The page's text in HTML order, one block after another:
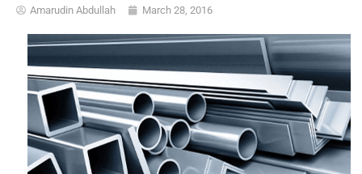
Amarudin Abdullah March 28, 2016